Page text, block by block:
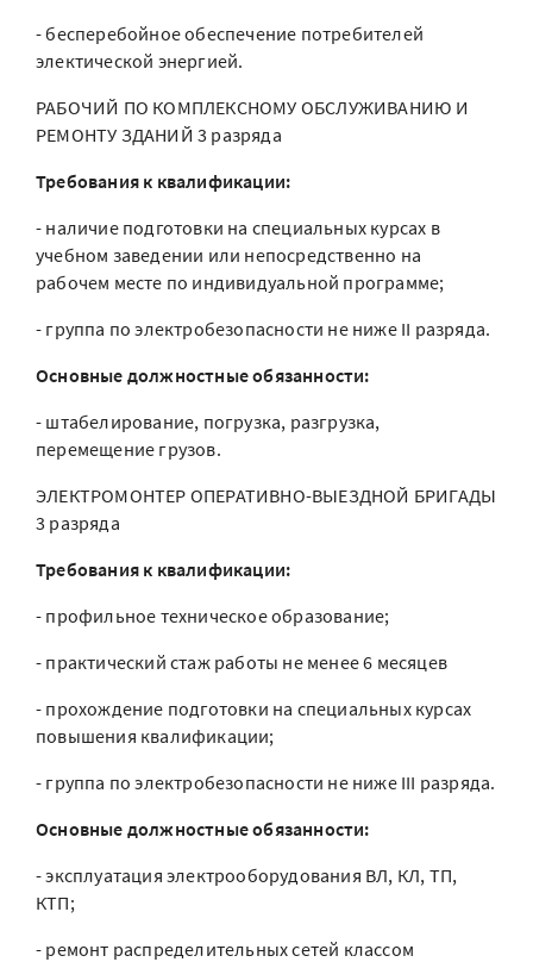
- бесперебойное обеспечение потребителей
электической энергией.
РАБОЧИЙ ПО КОМПЛЕКСНОМУ ОБСЛУЖИВАНИЮ И
РЕМОНТУ ЗДАНИЙ 3 разряда
Требования к квалификации:
- наличие подготовки на специальных курсах в
учебном заведении или непосредственно на
рабочем месте по индивидуальной программе;
- группа по электробезопасности не ниже II разряда.
Основные должностные обязанности:
- штабелирование, погрузка, разгрузка,
перемещение грузов.
ЭЛЕКТРОМОНТЕР ОПЕРАТИВНО-ВЫЕЗДНОЙ БРИГАДЫ
3 разряда
Требования к квалификации:
- профильное техническое образование;
- практический стаж работы не менее 6 месяцев
- прохождение подготовки на специальных курсах
повышения квалификации;
- группа по электробезопасности не ниже III разряда.
Основные должностные обязанности:
- эксплуатация электрооборудования ВЛ, КЛ, ТП,
КТП;
- ремонт распределительных сетей классом